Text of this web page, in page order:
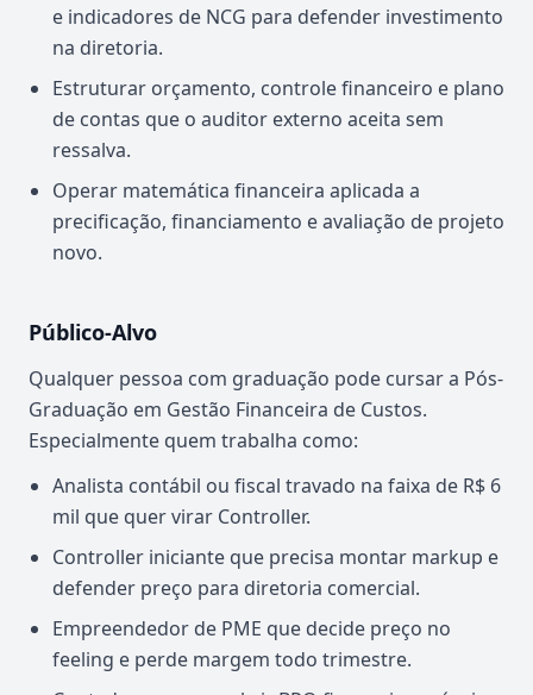
e indicadores de NCG para defender investimento
na diretoria.
Estruturar orçamento, controle financeiro e plano
de contas que o auditor externo aceita sem
ressalva.
Operar matemática financeira aplicada a
precificação, financiamento e avaliação de projeto
novo.
Público-Alvo
Qualquer pessoa com graduação pode cursar a Pós-
Graduação em Gestão Financeira de Custos.
Especialmente quem trabalha como:
Analista contábil ou fiscal travado na faixa de R$ 6
mil que quer virar Controller.
Controller iniciante que precisa montar markup e
defender preço para diretoria comercial.
Empreendedor de PME que decide preço no
feeling e perde margem todo trimestre.